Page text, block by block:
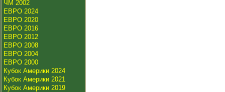
ЧМ 2002
ЕВРО 2024
ЕВРО 2020
ЕВРО 2016
ЕВРО 2012
ЕВРО 2008
ЕВРО 2004
ЕВРО 2000
Кубок Америки 2024
Кубок Америки 2021
Кубок Америки 2019